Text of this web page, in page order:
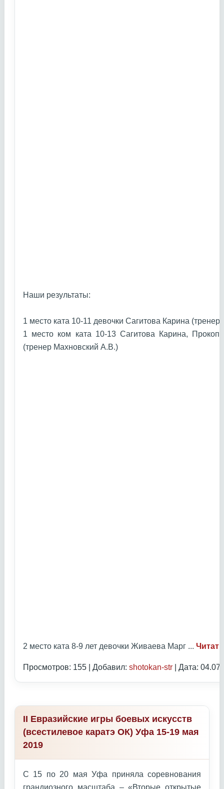
Наши результаты:
1 место ката 10-11 девочки Сагитова Карина
1 место ком ката 10-13 Сагитова Карина,
(тренер Махновский А.В.)
2 место ката 8-9 лет девочки Живаева Марг ...
Просмотров: 155 | Добавил: shotokan-str | Дата:
II Евразийские игры боевых искусств
(всестилевое каратэ ОК) Уфа 15-19 мая
2019
С 15 по 20 мая Уфа приняла соревнования
грандиозного масштаба – «Вторые открытые